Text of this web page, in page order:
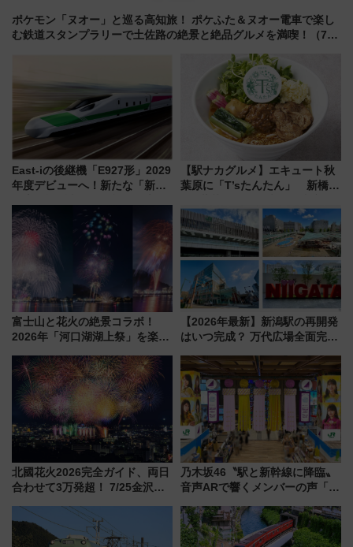
ポケモン「ヌオー」と巡る高知旅！ ポケふた＆ヌオー電車で楽し
む鉄道スタンプラリーで土佐路の絶景と絶品グルメを満喫！（7月
East-iの後継機「E927形」2029
年度デビューへ！新たな「新幹
説【JR東日本】
【駅ナカグルメ】エキュート秋
葉原に「T’sたんたん」 新橋に
饅」、オムライス専門店「肉と
たまご」新グルメ続々登場！
【2026年8月】
富士山と花火の絶景コラボ！
2026年「河口湖湖上祭」を楽し
ススメ
【2026年最新】新潟駅の再開発
はいつ完成？ 万代広場全面完成
開発、バスタ新潟構想まで徹底
解説！
北國花火2026完全ガイド、両日
合わせて3万発超！ 7/25金沢大
会の日程・アクセス・観覧席ま
とめ（石川県）
乃木坂46〝駅と新幹線に降臨〟
音声ARで響くメンバーの声「真